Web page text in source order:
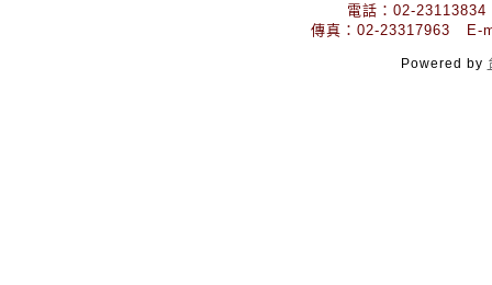
電話：02-
傳真：02-23317963 E-
Powered by